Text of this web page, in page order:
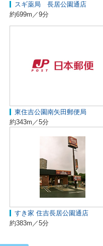
スギ薬局 長居公園通店
約699m／9分
東住吉公園南矢田郵便局
約343m／5分
すき家 住吉長居公園通店
約383m／5分